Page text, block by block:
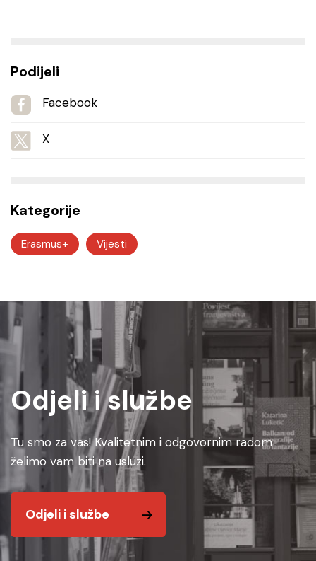
Podijeli
Facebook
X
Kategorije
Erasmus+ Vijesti
Odjeli i službe
Tu smo za vas! Kvalitetnim i odgovornim radom
želimo vam biti na usluzi.
Odjeli i službe